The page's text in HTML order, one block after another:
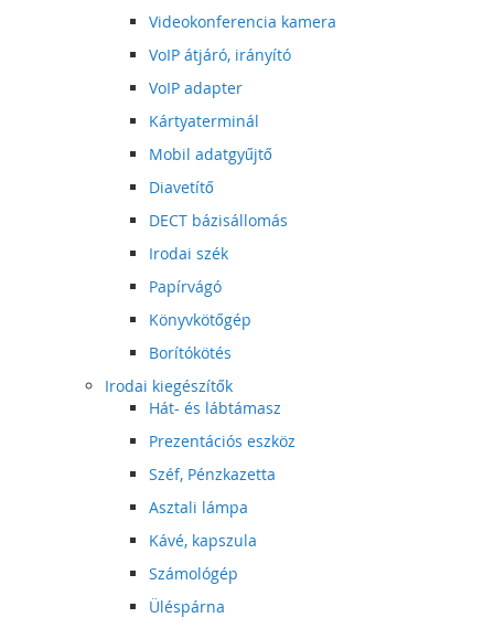
Videokonferencia kamera
VoIP átjáró, irányító
VoIP adapter
Kártyaterminál
Mobil adatgyűjtő
Diavetítő
DECT bázisállomás
Irodai szék
Papírvágó
Könyvkötőgép
Borítókötés
Irodai kiegészítők
Hát- és lábtámasz
Prezentációs eszköz
Széf, Pénzkazetta
Asztali lámpa
Kávé, kapszula
Számológép
Üléspárna